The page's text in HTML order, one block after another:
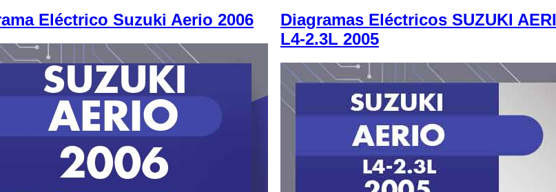
Eléctrico Suzuki Aerio 2006
Diagramas Eléctricos SUZUKI
L4-2.3L 2005